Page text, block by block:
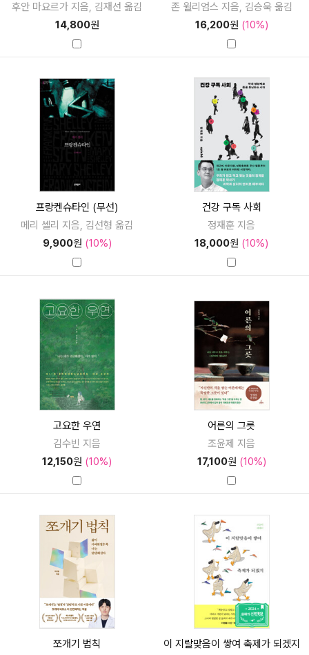
후안 마요르가 지음, 김재선 옮김
14,800원
존 윌리엄스 지음, 김승욱 옮김
16,200원 (10%)
프랑켄슈타인 (무선)
메리 셸리 지음, 김선형 옮김
9,900원 (10%)
건강 구독 사회
정재훈 지음
18,000원 (10%)
고요한 우연
김수빈 지음
12,150원 (10%)
어른의 그릇
조윤제 지음
17,100원 (10%)
쪼개기 법칙
이 지랄맞음이 쌓여 축제가 되겠지